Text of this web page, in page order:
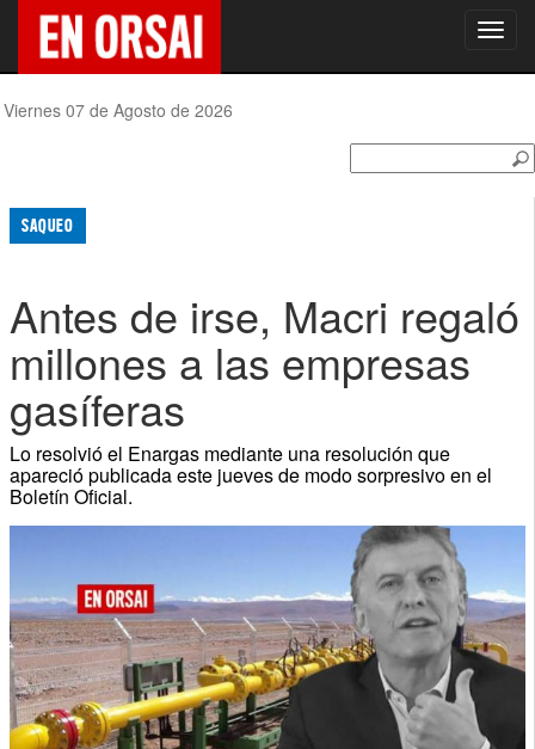
Viernes 07 de Agosto de 2026
SAQUEO
Antes de irse, Macri regaló
millones a las empresas
gasíferas
Lo resolvió el Enargas mediante una resolución que
apareció publicada este jueves de modo sorpresivo en el
Boletín Oficial.